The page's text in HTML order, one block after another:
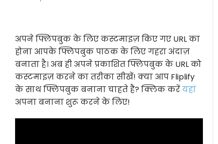
अपने फ्लिपबुक के लिए कस्टमाइज़ किए गए URL का
होना आपके फ्लिपबुक पाठक के लिए गहरा अंदाज़
बनाता है। अब ही अपने प्रकाशित फ्लिपबुक के URL को
कस्टमाइज़ करने का तरीका सीखें! क्या आप Fliplify
के साथ फ्लिपबुक बनाना चाहते हैं? क्लिक करेंयहां
अपना बनाना शुरू करने के लिए!